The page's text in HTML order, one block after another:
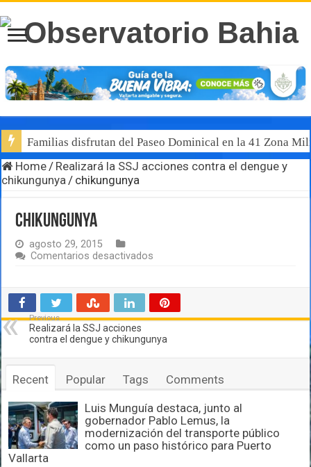
Familias disfrutan del Paseo Dominical en la 41 Zona
Home/ Realizará la SSJ acciones contra el dengue y
chikungunya/ chikungunya
chikungunya
agosto 29, 2015
Comentarios desactivados
Previous
Realizará la SSJ acciones
contra el dengue y chikungunya
Recent Popular Tags Comments
Luis Munguía destaca, junto al
gobernador Pablo Lemus, la
modernización del transporte público
como un paso histórico para Puerto
Vallarta